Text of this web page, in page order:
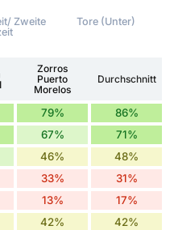
Zweite
Tore (Unter)
Zorros
Puerto
Morelos
Durchschnitt
79% 86%
67% 71%
46% 48%
33% 31%
13% 17%
42% 42%